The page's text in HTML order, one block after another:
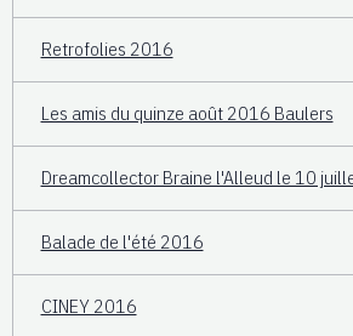
Retrofolies 2016
Les amis du quinze août 2016 Baulers
Dreamcollector Braine l'Alleud le 10
Balade de l'été 2016
CINEY 2016